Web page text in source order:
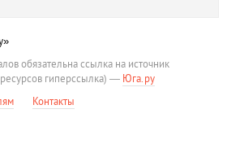
обязательна ссылка на источник
гиперссылка) — Юга.ру
Контакты